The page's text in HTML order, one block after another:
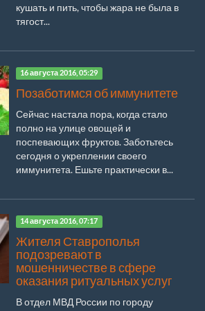
кушать и пить, чтобы жара не была в
тягост...
16 августа 2016, 05:29
Позаботимся об иммунитете
Сейчас настала пора, когда стало
полно на улице овощей и
поспевающих фруктов. Заботьтесь
сегодня о укреплении своего
иммунитета. Ешьте практически в...
14 августа 2016, 07:17
Жителя Ставрополья
подозревают в
мошенничестве в сфере
оказания ритуальных услуг
В отдел МВД России по городу